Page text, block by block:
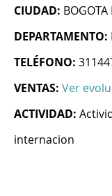
CIUDAD: BOGOTA
DEPARTAMENTO:
TELÉFONO:
VENTAS: Ver
ACTIVIDAD:
internacion